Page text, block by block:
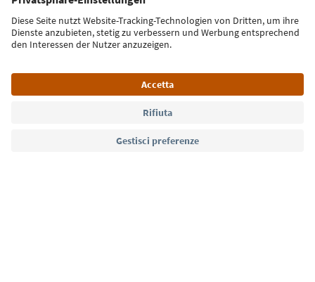
Iscriviti alla newsletter